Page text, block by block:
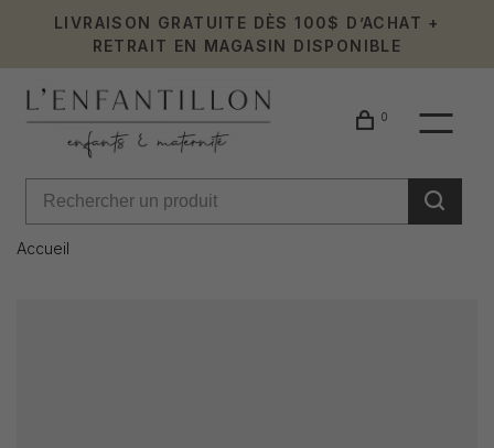
LIVRAISON GRATUITE DÈS 100$ D’ACHAT +
RETRAIT EN MAGASIN DISPONIBLE
0
Accueil